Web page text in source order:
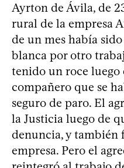
Ayrton de Ávila, de
rural de la empresa
de un mes había
blanca por otro
tenido un roce luego
compañero que se
seguro de paro. El
la Justicia luego de
denuncia, y también
empresa. Pero el